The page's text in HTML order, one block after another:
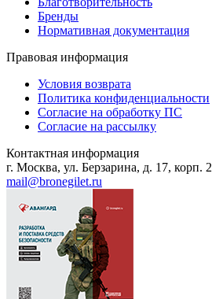
Бренды
Нормативная документация
Правовая информация
Условия возврата
Политика конфиденциальности
Согласие на обработку ПС
Согласие на рассылку
Контактная информация
г. Москва, ул. Берзарина, д. 17, корп. 2
mail@bronegilet.ru